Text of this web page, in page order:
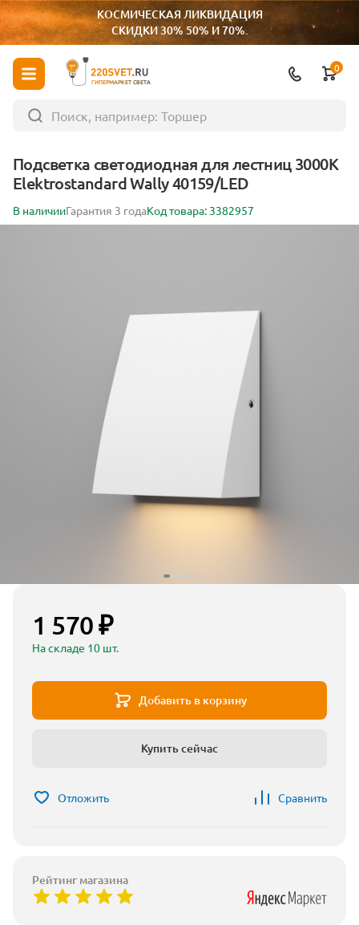
КОСМИЧЕСКАЯ ЛИКВИДАЦИЯ
СКИДКИ 30% 50% И 70%.
ГИПЕРМАРКЕТ СВЕТА
0
Подсветка светодиодная для лестниц 3000К
Elektrostandard Wally 40159/LED
В наличииГарантия 3 годаКод товара: 3382957
1 570 ₽
На складе 10 шт.
Добавить в корзину
Купить сейчас
Отложить Сравнить
Рейтинг магазина